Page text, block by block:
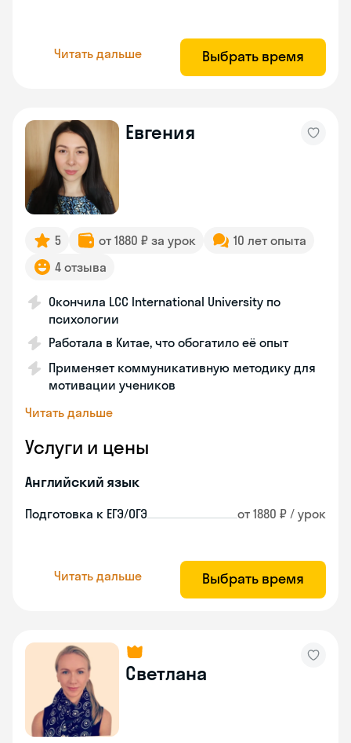
Читать дальше Выбрать время
Евгения
5 от 1880 ₽ за урок
10 лет опыта
4 отзыва
Окончила LCC International University по
психологии
Работала в Китае, что обогатило её опыт
Применяет коммуникативную методику для
мотивации учеников
Читать дальше
Услуги и цены
Английский язык
Подготовка к ЕГЭ/ОГЭ от 1880 ₽ / урок
Читать дальше Выбрать время
Светлана